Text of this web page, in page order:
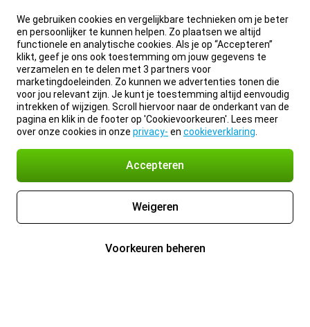
We gebruiken cookies en vergelijkbare technieken om je beter
en persoonlijker te kunnen helpen. Zo plaatsen we altijd
functionele en analytische cookies. Als je op “Accepteren”
klikt, geef je ons ook toestemming om jouw gegevens te
verzamelen en te delen met 3 partners voor
marketingdoeleinden. Zo kunnen we advertenties tonen die
voor jou relevant zijn. Je kunt je toestemming altijd eenvoudig
intrekken of wijzigen. Scroll hiervoor naar de onderkant van de
pagina en klik in de footer op 'Cookievoorkeuren'. Lees meer
over onze cookies in onze privacy- en cookieverklaring
Accepteren
Weigeren
Voorkeuren beheren